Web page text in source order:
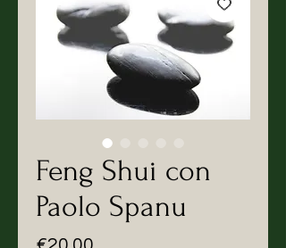
Feng Shui con
Paolo Spanu